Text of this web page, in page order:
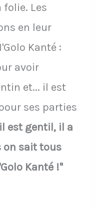
folie. Les
en leur
Kanté :
avoir
et... il est
ses parties
est gentil, il a
on sait tous
Kanté !"